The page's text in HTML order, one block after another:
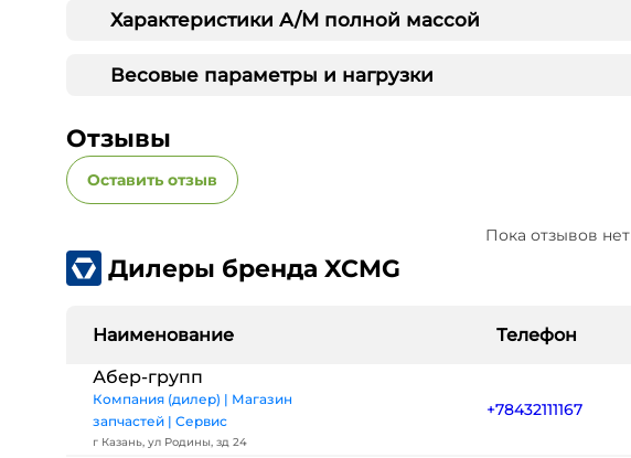
Характеристики А/М полной массой
Весовые параметры и нагрузки
Отзывы
Оставить отзыв
Пока отзывов нет
Дилеры бренда XCMG
Наименование Телефон
Абер-групп
Компания (дилер) | Магазин
запчастей | Сервис
г Казань, ул Родины, зд 24
+78432111167